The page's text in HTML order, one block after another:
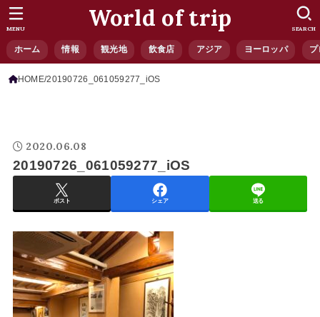
World of trip
ホーム 情報 観光地 飲食店 アジア ヨーロッパ プ
SEARCH
MENU
HOME 20190726_061059277_iOS
2020.06.08
20190726_061059277_iOS
ポスト シェア 送る